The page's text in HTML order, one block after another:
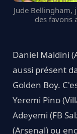
Jude
des favoris
Daniel Maldini
aussi présent
Golden Boy.
Yeremi Pino
Adeyemi (FB
(Arsenal) ou